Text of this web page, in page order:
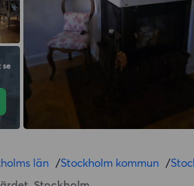
län /Stockholm kommun /